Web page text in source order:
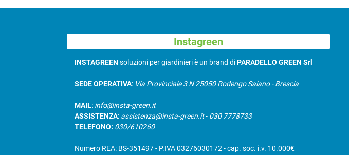
Instagreen
INSTAGREENsoluzioni per giardinieri è un brand diPARADELLO GREEN Srl
SEDE OPERATIVA: Via Provinciale 3 N 25050 Rodengo Saiano - Brescia
MAIL: info@insta-green.it
ASSISTENZA: assistenza@insta-green.it- 030 7778733
TELEFONO: 030/610260
Numero REA: BS-351497 - P.IVA 03276030172 - cap. soc. i.v. 10.000€